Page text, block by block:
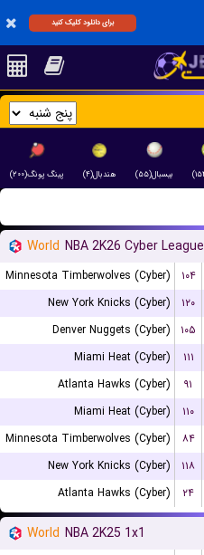
برای دانلود کلیک کنید
بیسبال(۵۵) هندبال(۴) پینگ پونگ(۲۰۰)
World NBA 2K26 Cyber League
Minnesota Timberwolves (Cyber) ۱۰۴
New York Knicks (Cyber)
۱۲۰
Denver Nuggets (Cyber)
۱۰۵
Miami Heat (Cyber)
۱۱۱
Atlanta Hawks (Cyber)
۹۱
Miami Heat (Cyber)
۱۱۰
Minnesota Timberwolves (Cyber)
۸۴
New York Knicks (Cyber)
۱۱۸
Atlanta Hawks (Cyber)
۲۴
World NBA 2K25 1x1